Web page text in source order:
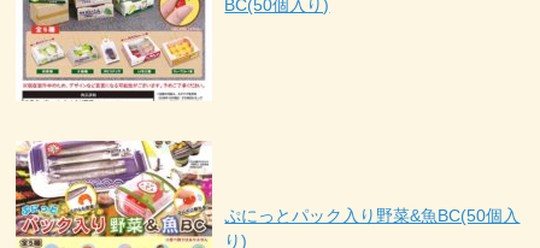
BC(50個入り)
ぷにっとパック入り野菜&魚BC(50個入
り)